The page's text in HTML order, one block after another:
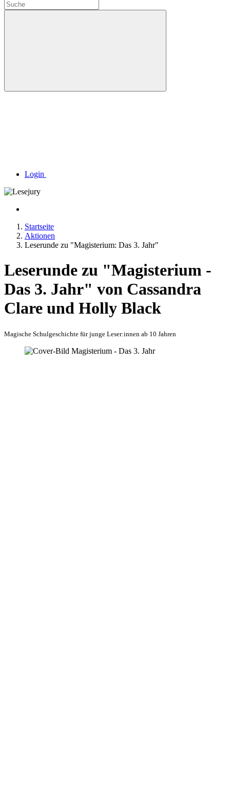
Login
Startseite
Aktionen
Leserunde zu "Magisterium: Das 3. Jahr"
Leserunde zu "Magisterium -
Das 3. Jahr" von Cassandra
Clare und Holly Black
Magische Schulgeschichte für junge Leser:innen ab 10 Jahren